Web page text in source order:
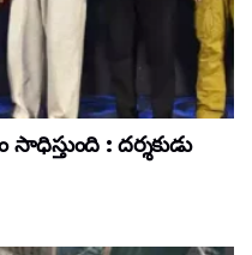
: దర్శకుడు